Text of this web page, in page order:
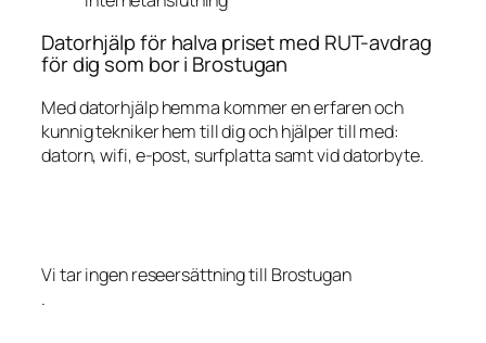
Datorhjälp för halva priset med RUT-avdrag
för dig som bor i Brostugan
Med datorhjälp hemma kommer en erfaren och
kunnig tekniker hem till dig och hjälper till med:
datorn, wifi, e-post, surfplatta samt vid datorbyte.
Vi tar ingen reseersättning till Brostugan
.